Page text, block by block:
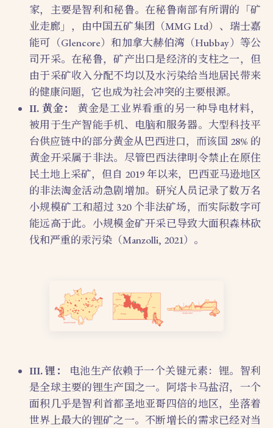
家，主要是智利和秘鲁。在秘鲁南部有所谓的「矿
业走廊」，由中国五矿集团（MMG Ltd）、瑞士嘉
能可（Glencore）和加拿大赫伯湾（Hubbay）等公
司开采。在秘鲁，矿产出口是经济的支柱之一，但
由于采矿收入分配不均以及水污染给当地居民带来
的健康问题，它也成为社会冲突的主要根源。
II. 黄金：
黄金是工业界看重的另一种导电材料，
被用于生产智能手机、电脑和服务器。大型科技平
台供应链中的部分黄金从巴西进口，而该国 28% 的
黄金开采属于非法。尽管巴西法律明令禁止在原住
民土地上采矿，但自 2019 年以来，巴西亚马逊地区
的非法淘金活动急剧增加。研究人员记录了数万名
小规模矿工和超过 320 个非法矿场，而实际数字可
能远高于此。小规模金矿开采已导致大面积森林砍
伐和严重的汞污染（Manzolli, 2021）。
III. 锂：
电池生产依赖于一个关键元素：锂。智利
是全球主要的锂生产国之一。阿塔卡马盐沼，一个
面积几乎是智利首都圣地亚哥四倍的地区，坐落着
世界上最大的锂矿之一。不断增长的需求已经对当